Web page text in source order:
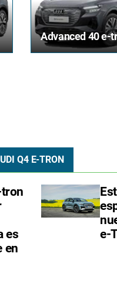
Advanced 40 e-
Q4 E-TRON
es
en
e-